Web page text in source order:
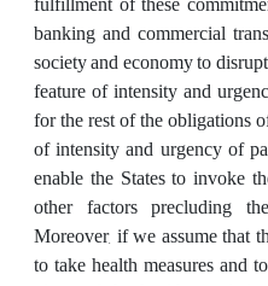
banking and commercial
society and economy to
feature of intensity and
for the rest of the obligations
of intensity and urgency of
enable the States to invoke
other factors precluding
Moreover, if we assume that
to take health measures and